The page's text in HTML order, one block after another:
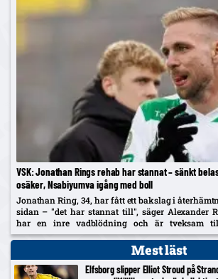
VSK: Jonathan Rings rehab har stannat – sänkt
osäker, Nsabiyumva igång med boll
Jonathan Ring, 34, har fått ett bakslag i
sidan – "det har stannat till", säger Alexander
har en inre vadblödning och är tveksam
Nsabiyumva har påbörjat individuella bollpass.
Mest läst
Elfsborg slipper Elliot Stroud på